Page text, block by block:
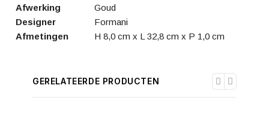
Afwerking
Goud
Designer
Formani
Afmetingen
H 8,0 cm x L 32,8 cm x P 1,0 cm
GERELATEERDE PRODUCTEN